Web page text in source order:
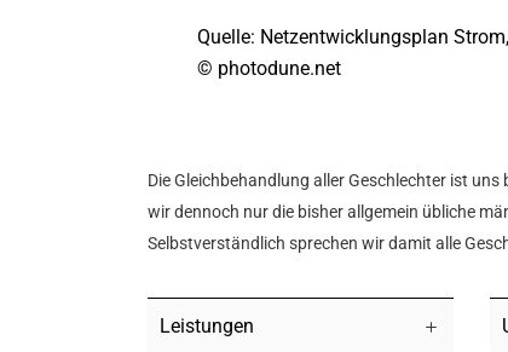
Quelle: Netzentwicklungsplan
© photodune.net
Die Gleichbehandlung aller Geschlechter ist
wir dennoch nur die bisher allgemein übliche
Selbstverständlich sprechen wir damit alle
Leistungen